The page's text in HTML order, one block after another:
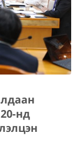
нд